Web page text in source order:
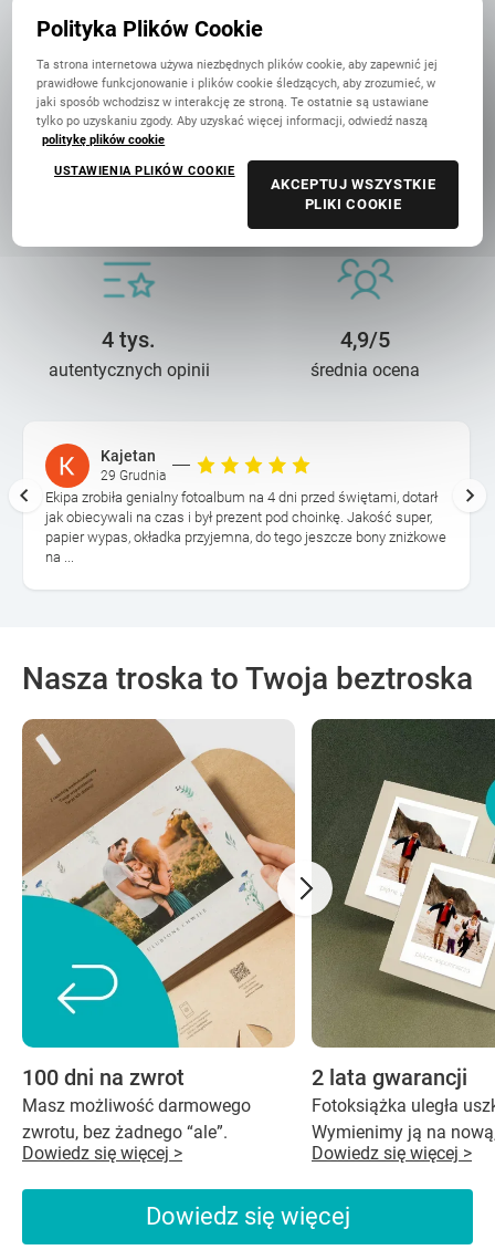
w Polsce
13 lat troski 90 mln+
wydrukowanych zdjęć
4 tys.
autentycznych opinii
4,9/5
średnia ocena
Kajetan
29 Grudnia
Ekipa zrobiła genialny fotoalbum na 4 dni przed świętami, dotarł
jak obiecywali na czas i był prezent pod choinkę. Jakość super,
papier wypas, okładka przyjemna, do tego jeszcze bony zniżkowe
na ...
Nasza troska to Twoja beztroska
100 dni na zwrot
Masz możliwość darmowego
zwrotu, bez żadnego “ale”.
Dowiedz się więcej >
2 lata gwarancji
Fotoksiążka uległa
Wymienimy ją na
Dowiedz się więcej >
Dowiedz się więcej
Polityka Plików Cookie
Ta strona internetowa używa niezbędnych plików cookie, aby zapewnić jej
prawidłowe funkcjonowanie i plików cookie śledzących, aby zrozumieć, w
jaki sposób wchodzisz w interakcję ze stroną. Te ostatnie są ustawiane
tylko po uzyskaniu zgody. Aby uzyskać więcej informacji, odwiedź naszą
politykę plików cookie
USTAWIENIA PLIKÓW COOKIE
AKCEPTUJ WSZYSTKIE
PLIKI COOKIE